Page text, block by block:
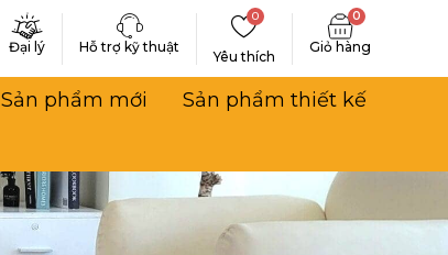
Đại lý Hỗ trợ kỹ thuật
Yêu thích
0 0
Sản phẩm mới
Sản phẩm thiết kế